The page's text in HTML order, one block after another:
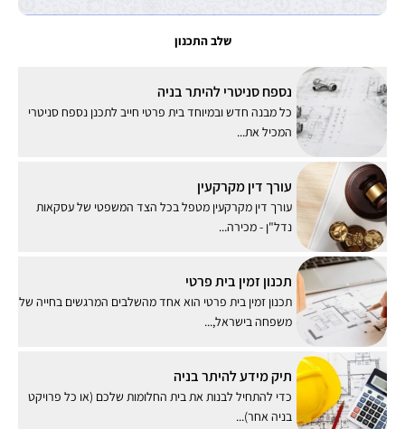
שלב התכנון
נספח סניטרי להיתר בניה
כל מבנה חדש ובמיוחד בית פרטי חייב לתכנן נספח סניטרי
המכיל את...
עורך דין מקרקעין
עורך דין מקרקעין מטפל בכל הצד המשפטי של עסקאות
נדל"ן - מכירה...
תכנון זמין בית פרטי
תכנון זמין בית פרטי הוא אחד מהשלבים המרגשים בחייה של
משפחה בישראל,...
תיק מידע להיתר בניה
כדי להתחיל לבנות את בית החלומות שלכם (או כל פרויקט
בניה אחר)...